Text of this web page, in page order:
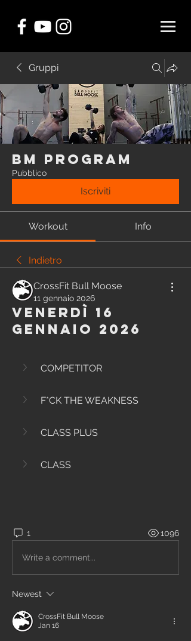
Gruppi
BM Program
Pubblico
Iscriviti
Workout Info
Indietro
CrossFit Bull Moose
11 gennaio 2026
Venerdì 16
Gennaio 2026
COMPETITOR
F*CK THE WEAKNESS
CLASS PLUS
CLASS
1 1096
Write a comment...
Newest
CrossFit Bull Moose
Jan 16